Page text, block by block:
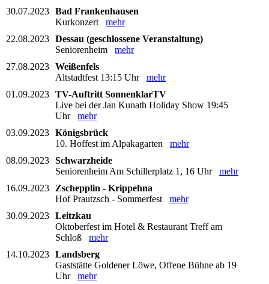
30.07.2023 Bad Frankenhausen
Kurkonzert mehr
22.08.2023 Dessau (geschlossene Veranstaltung)
Seniorenheim mehr
27.08.2023 Weißenfels
Altstadtfest 13:15 Uhr mehr
01.09.2023 TV-Auftritt SonnenklarTV
Live bei der Jan Kunath Holiday Show 19:45
Uhr mehr
03.09.2023 Königsbrück
10. Hoffest im Alpakagarten mehr
08.09.2023 Schwarzheide
Seniorenheim Am Schillerplatz 1, 16 Uhr mehr
16.09.2023
Zschepplin - Krippehna
Hof Prautzsch - Sommerfest mehr
30.09.2023 Leitzkau
Oktoberfest im Hotel & Restaurant Treff am
Schloß mehr
14.10.2023 Landsberg
Gaststätte Goldener Löwe, Offene Bühne ab 19
Uhr mehr